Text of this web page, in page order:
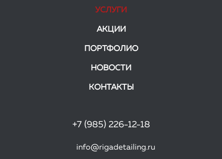
УСЛУГИ
АКЦИИ
ПОРТФОЛИО
НОВОСТИ
КОНТАКТЫ
+7 (985) 226-12-18
info@rigadetailing.ru